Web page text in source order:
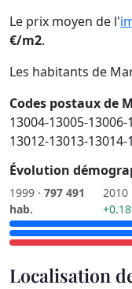
Le prix moyen de l'
€/m2.
Les habitants de
Codes postaux de
13004-13005-
13012-13013-
Évolution
1999 · 797 491
hab.
2010
Localisation